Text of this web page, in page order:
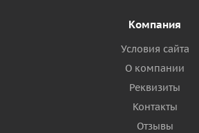
Компания
Условия сайта
О компании
Реквизиты
Контакты
Отзывы